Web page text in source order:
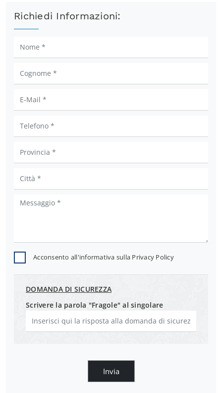
Richiedi Informazioni:
Acconsento all'informativa sulla Privacy Policy
DOMANDA DI SICUREZZA
Scrivere la parola "Fragole" al singolare
Invia